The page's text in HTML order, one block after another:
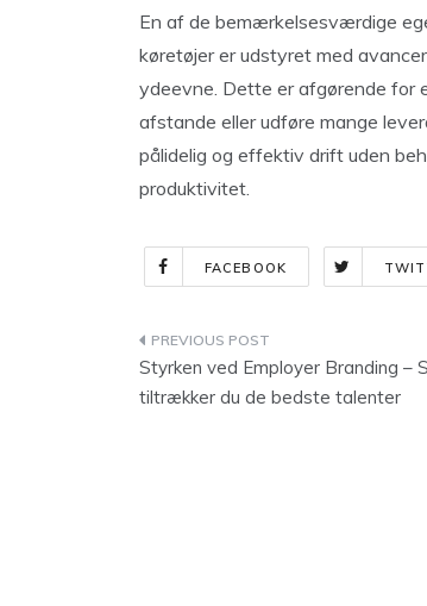
En af de bemærkelsesværdige
køretøjer er udstyret med
ydeevne. Dette er afgørende for
afstande eller udføre mange
pålidelig og effektiv drift uden
produktivitet.
FACEBOOK
Indlægsnavigation
Styrken ved Employer Branding –
tiltrækker du de bedste talenter